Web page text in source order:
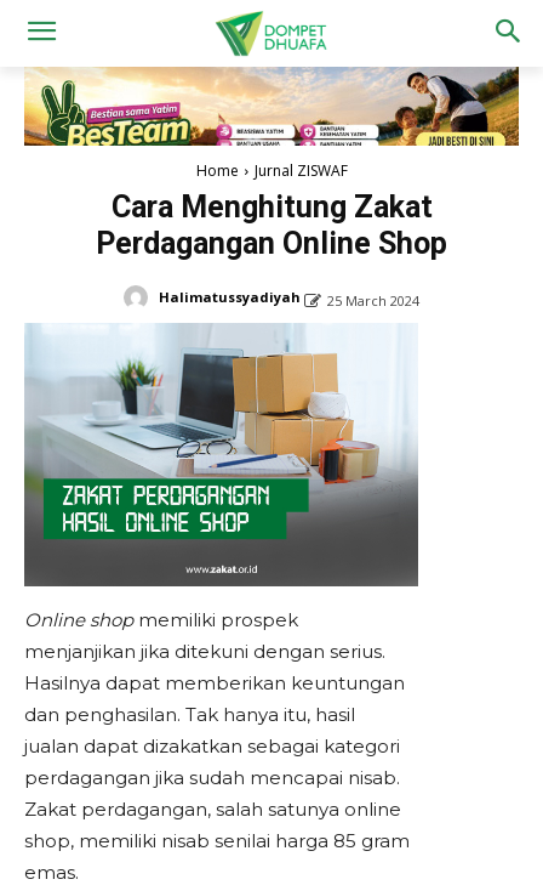
Home Jurnal ZISWAF
Cara Menghitung Zakat
Perdagangan Online Shop
Halimatussyadiyah 25 March 2024
Online shop memiliki prospek
menjanjikan jika ditekuni dengan serius.
Hasilnya dapat memberikan keuntungan
dan penghasilan. Tak hanya itu, hasil
jualan dapat dizakatkan sebagai kategori
perdagangan jika sudah mencapai nisab.
Zakat perdagangan, salah satunya online
shop, memiliki nisab senilai harga 85 gram
emas.